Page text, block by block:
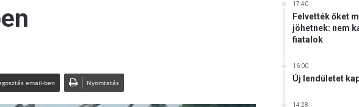
email-ben Nyomtatás
17:40
Felvették őket
jöhetnek: nem
fiatalok
16:00
Új lendületet
14:28